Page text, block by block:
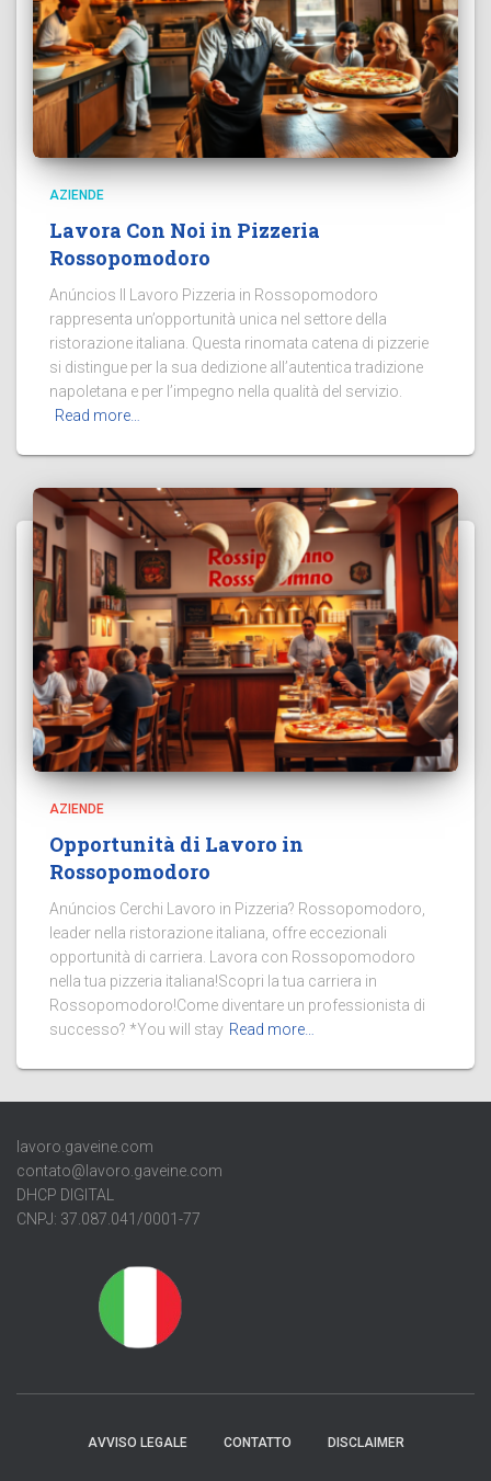
AZIENDE
Lavora Con Noi in Pizzeria
Rossopomodoro
Anúncios Il Lavoro Pizzeria in Rossopomodoro
rappresenta un’opportunità unica nel settore della
ristorazione italiana. Questa rinomata catena di pizzerie
si distingue per la sua dedizione all’autentica tradizione
napoletana e per l’impegno nella qualità del servizio.
Read more…
AZIENDE
Opportunità di Lavoro in
Rossopomodoro
Anúncios Cerchi Lavoro in Pizzeria? Rossopomodoro,
leader nella ristorazione italiana, offre eccezionali
opportunità di carriera. Lavora con Rossopomodoro
nella tua pizzeria italiana!Scopri la tua carriera in
Rossopomodoro!Come diventare un professionista di
successo? *You will stay Read more…
lavoro.gaveine.com
contato@lavoro.gaveine.com
DHCP DIGITAL
CNPJ: 37.087.041/0001-77
AVVISO LEGALE CONTATTO DISCLAIMER